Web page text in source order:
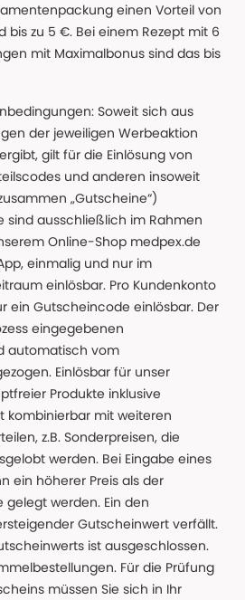
einen Vorteil von
bis zu 5 €. Bei einem Rezept mit 6
mit Maximalbonus sind das bis
Soweit sich aus
der jeweiligen Werbeaktion
gilt für die Einlösung von
und anderen insoweit
„Gutscheine“)
sind ausschließlich im Rahmen
Online-Shop medpex.de
einmalig und nur im
einlösbar. Pro Kundenkonto
ein Gutscheincode einlösbar. Der
eingegebenen
automatisch vom
Einlösbar für unser
Produkte inklusive
kombinierbar mit weiteren
z.B. Sonderpreisen, die
werden. Bei Eingabe eines
ein höherer Preis als der
gelegt werden. Ein den
Gutscheinwert verfällt.
ist ausgeschlossen.
Für die Prüfung
müssen Sie sich in Ihr